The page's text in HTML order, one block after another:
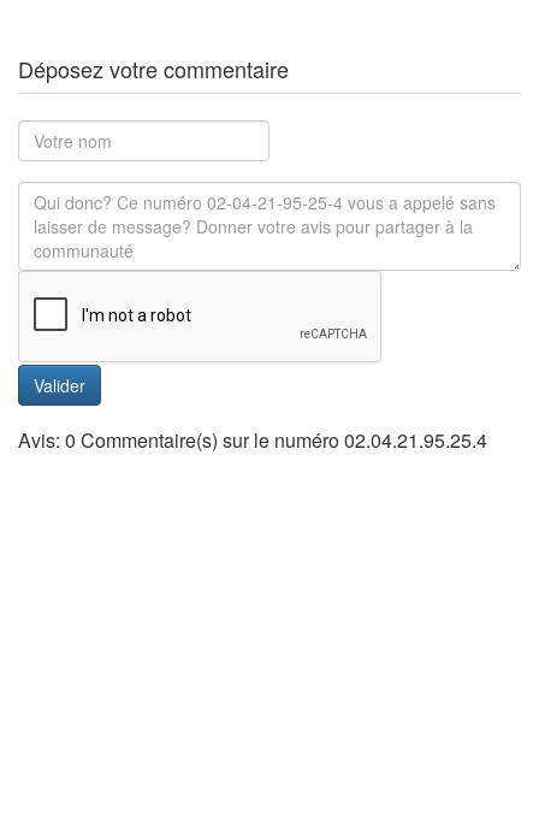
Déposez votre commentaire
Valider
Avis: 0 Commentaire(s) sur le numéro 02.04.21.95.25.4